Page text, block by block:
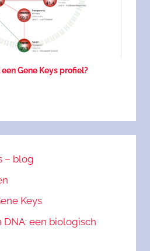
Gene Keys profiel?
– blog
Keys
een biologisch